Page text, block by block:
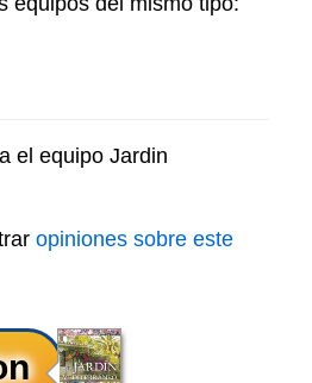
el equipo Jardin
opiniones sobre este